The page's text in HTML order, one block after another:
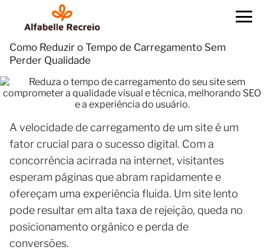
Como Reduzir o Tempo de Carregamento Sem
Perder Qualidade
A velocidade de carregamento de um site é um
fator crucial para o sucesso digital. Com a
concorrência acirrada na internet, visitantes
esperam páginas que abram rapidamente e
ofereçam uma experiência fluida. Um site lento
pode resultar em alta taxa de rejeição, queda no
posicionamento orgânico e perda de
conversões.